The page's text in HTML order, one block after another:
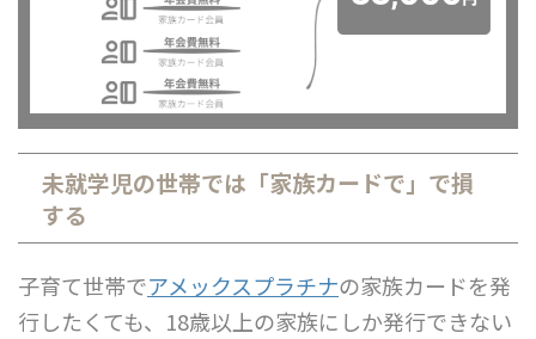
未就学児の世帯では「家族カードで」で損
する
子育て世帯でアメックスプラチナの家族カードを発
行したくても、18歳以上の家族にしか発行できない